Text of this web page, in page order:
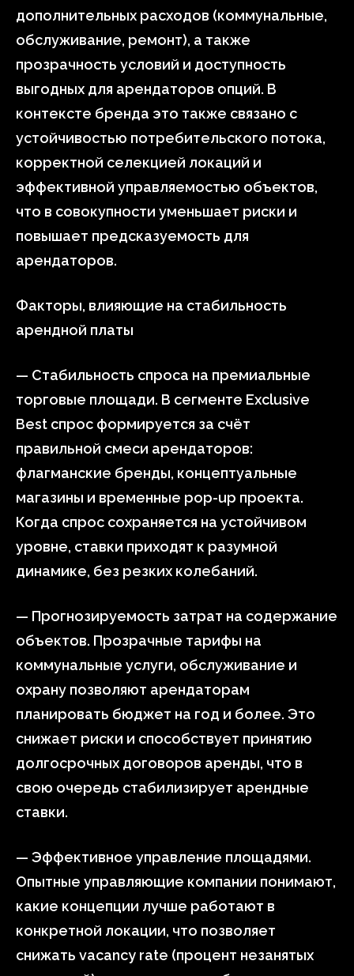
дополнительных расходов (коммунальные,
обслуживание, ремонт), а также
прозрачность условий и доступность
выгодных для арендаторов опций. В
контексте бренда это также связано с
устойчивостью потребительского потока,
корректной селекцией локаций и
эффективной управляемостью объектов,
что в совокупности уменьшает риски и
повышает предсказуемость для
арендаторов.
Факторы, влияющие на стабильность
арендной платы
— Стабильность спроса на премиальные
торговые площади. В сегменте Exclusive
Best спрос формируется за счёт
правильной смеси арендаторов:
флагманские бренды, концептуальные
магазины и временные pop-up проекта.
Когда спрос сохраняется на устойчивом
уровне, ставки приходят к разумной
динамике, без резких колебаний.
— Прогнозируемость затрат на содержание
объектов. Прозрачные тарифы на
коммунальные услуги, обслуживание и
охрану позволяют арендаторам
планировать бюджет на год и более. Это
снижает риски и способствует принятию
долгосрочных договоров аренды, что в
свою очередь стабилизирует арендные
ставки.
— Эффективное управление площадями.
Опытные управляющие компании понимают,
какие концепции лучше работают в
конкретной локации, что позволяет
снижать vacancy rate (процент незанятых